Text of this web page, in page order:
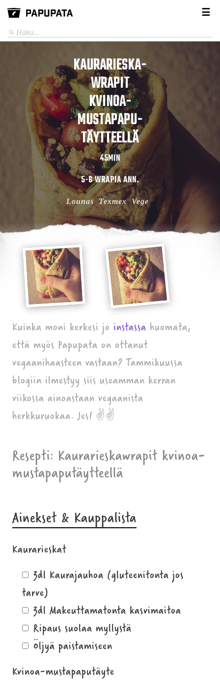
☰
KAURARIESKA-
WRAPIT
KVINOA-
MUSTAPAPU-
TÄYTTEELLÄ
45MIN
5-6 WRAPIA ANN.
Lounas Texmex Vege
Kuinka moni kerkesi jo instassa huomata,
että myös Papupata on ottanut
vegaanihaasteen vastaan? Tammikuussa
blogiin ilmestyy siis useamman kerran
viikossa ainoastaan vegaanista
herkkuruokaa. Jes! ✌️✌️
Resepti: Kaurarieskawrapit kvinoa-
mustapaputäytteellä
Ainekset & Kauppalista
Kaurarieskat
3dl Kaurajauhoa (gluteenitonta jos
tarve)
3dl Makeuttamatonta kasvimaitoa
Ripaus suolaa myllystä
Öljyä paistamiseen
Kvinoa-mustapaputäyte